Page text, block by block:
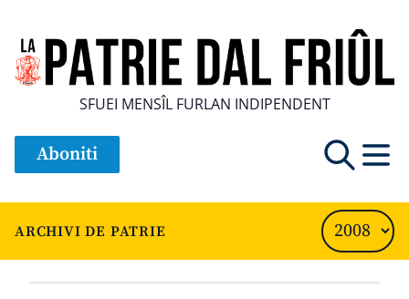
SFUEI MENSÎL FURLAN INDIPENDENT
Aboniti
ARCHIVI DE PATRIE